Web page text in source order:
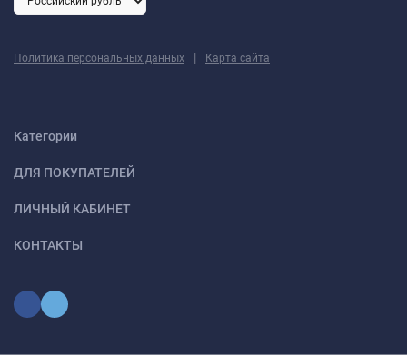
Политика персональных данных | Карта сайта
Категории
ДЛЯ ПОКУПАТЕЛЕЙ
ЛИЧНЫЙ КАБИНЕТ
КОНТАКТЫ